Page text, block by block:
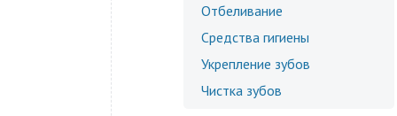
Отбеливание
Средства гигиены
Укрепление зубов
Чистка зубов